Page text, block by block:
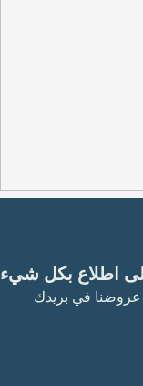
على اطلاع بكل شيء
عروضنا في بريدك